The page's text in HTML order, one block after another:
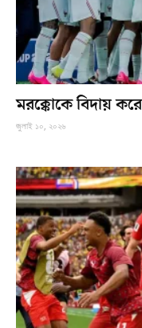
মরক্কোকে বিদায়
জুলাই ১০, ২০২৬